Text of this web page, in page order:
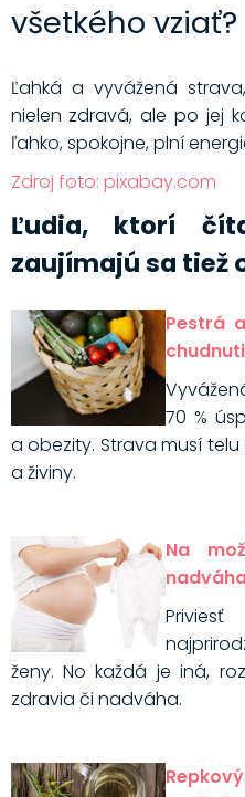
všetkého vziať?
Ľahká a vyvážená
nielen zdravá, ale po jej
ľahko, spokojne, plní
Zdroj foto: pixabay.com
Ľudia, ktorí
zaujímajú sa tiež
Pestrá
70 %
a obezity. Strava musí
a živiny.
Na
ženy. No každá je iná,
zdravia či nadváha.